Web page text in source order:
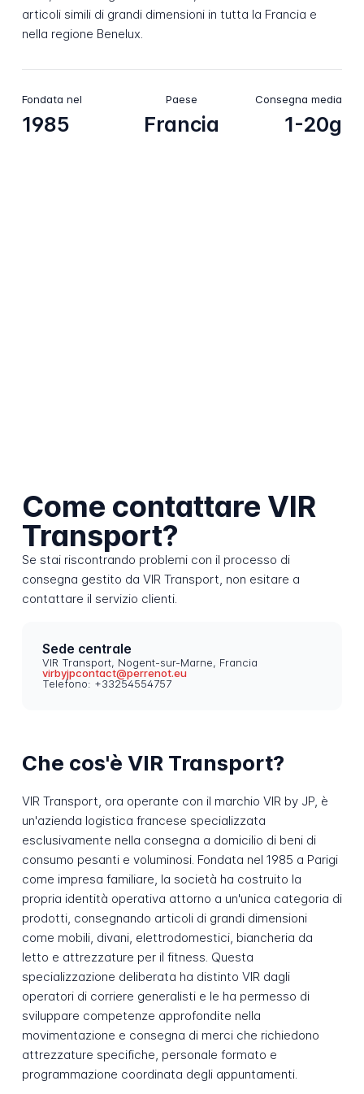
articoli simili di grandi dimensioni in tutta la Francia e
nella regione Benelux.
Fondata nel
1985
Paese
Francia
Consegna media
1-20g
Come contattare VIR
Transport?
Se stai riscontrando problemi con il processo di
consegna gestito da VIR Transport, non esitare a
contattare il servizio clienti.
Sede centrale
VIR Transport, Nogent-sur-Marne, Francia
virbyjpcontact@perrenot.eu
Telefono: +33254554757
Che cos'è VIR Transport?
VIR Transport, ora operante con il marchio VIR by JP, è
un'azienda logistica francese specializzata
esclusivamente nella consegna a domicilio di beni di
consumo pesanti e voluminosi. Fondata nel 1985 a Parigi
come impresa familiare, la società ha costruito la
propria identità operativa attorno a un'unica categoria di
prodotti, consegnando articoli di grandi dimensioni
come mobili, divani, elettrodomestici, biancheria da
letto e attrezzature per il fitness. Questa
specializzazione deliberata ha distinto VIR dagli
operatori di corriere generalisti e le ha permesso di
sviluppare competenze approfondite nella
movimentazione e consegna di merci che richiedono
attrezzature specifiche, personale formato e
programmazione coordinata degli appuntamenti.